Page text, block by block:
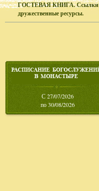
ГОСТЕВАЯ КНИГА. Ссылки
дружественные ресурсы.
С 27/07/2026
по 30/08/2026